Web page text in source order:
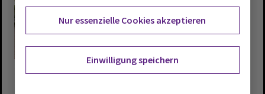
Nur essenzielle Cookies akzeptieren
Einwilligung speichern